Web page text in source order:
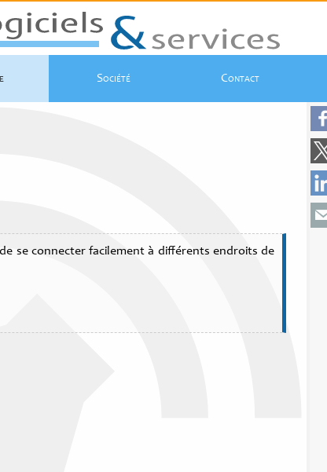
Société Contact
se connecter facilement à différents endroits de